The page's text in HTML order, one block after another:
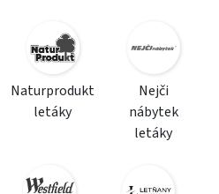
Naturprodukt
letáky
Nejči
nábytek
letáky